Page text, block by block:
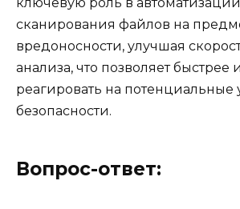
ключевую роль в
сканирования файлов на
вредоносности, улучшая
анализа, что позволяет
реагировать на потенциальные
безопасности.
Вопрос-ответ: